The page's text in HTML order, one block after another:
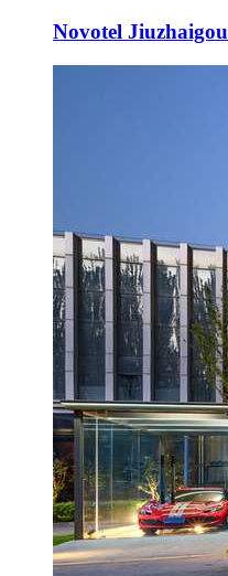
Novotel Jiuzhaigou